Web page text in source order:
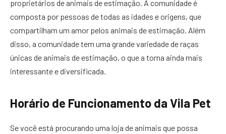
proprietários de animais de estimação. A comunidade é
composta por pessoas de todas as idades e origens, que
compartilham um amor pelos animais de estimação. Além
disso, a comunidade tem uma grande variedade de raças
únicas de animais de estimação, o que a torna ainda mais
interessante e diversificada.
Horário de Funcionamento da Vila Pet
Se você está procurando uma loja de animais que possa